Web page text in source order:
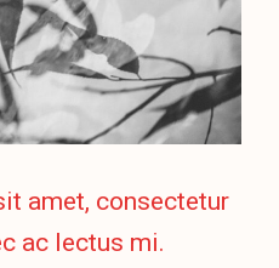
amet, consectetur
ac lectus mi.